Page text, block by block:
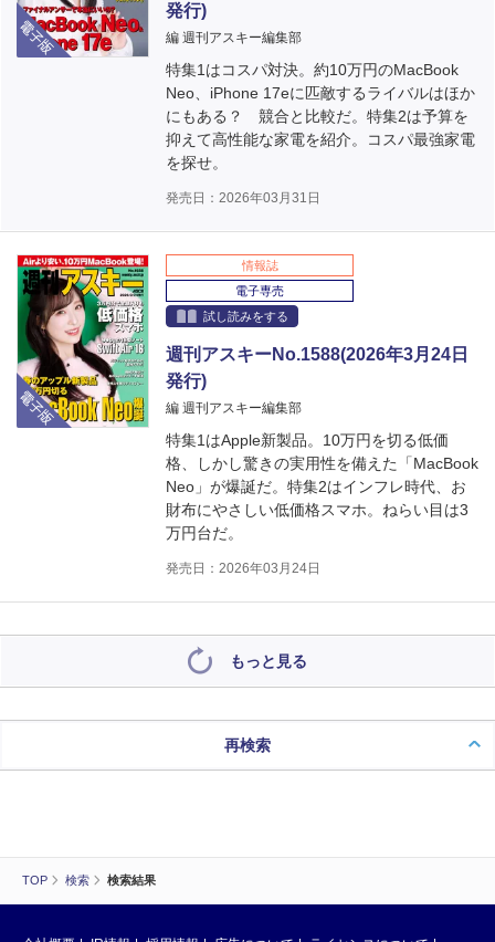
TOP 検索 検索結果
電子版
発行)
編 週刊アスキー編集部
特集1はコスパ対決。約10万円のMacBook
Neo、iPhone 17eに匹敵するライバルはほか
にもある？ 競合と比較だ。特集2は予算を
抑えて高性能な家電を紹介。コスパ最強家電
を探せ。
発売日：2026年03月31日
電子版
情報誌
電子専売
試し読みをする
週刊アスキーNo.1588(2026年3月24日
発行)
編 週刊アスキー編集部
特集1はApple新製品。10万円を切る低価
格、しかし驚きの実用性を備えた「MacBook
Neo」が爆誕だ。特集2はインフレ時代、お
財布にやさしい低価格スマホ。ねらい目は3
万円台だ。
発売日：2026年03月24日
もっと見る
再検索